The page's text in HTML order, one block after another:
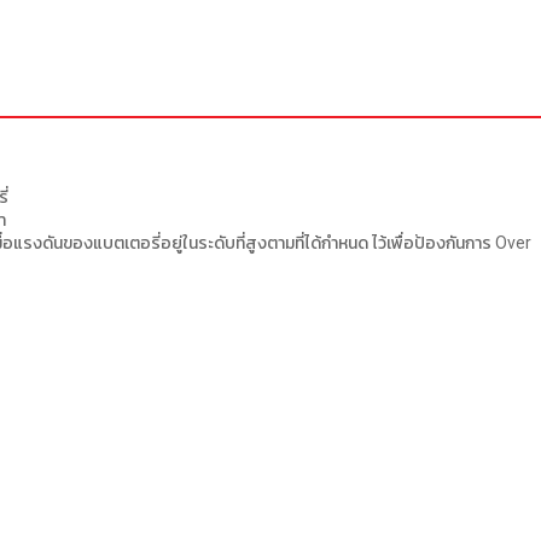
แรงดันของแบตเตอรี่อยู่ในระดับที่สูงตามที่ได้กำหนด ไว้เพื่อป้องกันการ Over